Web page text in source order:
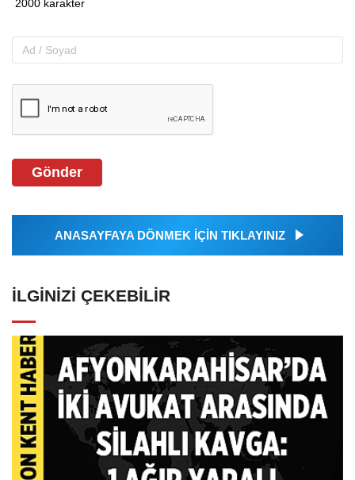
Gönder
ANASAYFAYA DÖNMEK İÇİN TIKLAYINIZ
İLGINIZI ÇEKEBILIR